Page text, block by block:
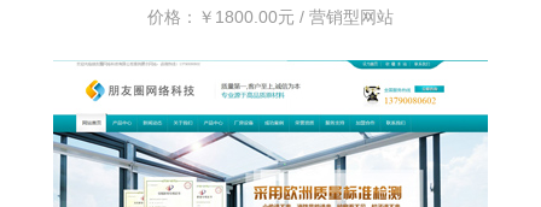
价格：￥1800.00元 / 营销型网站